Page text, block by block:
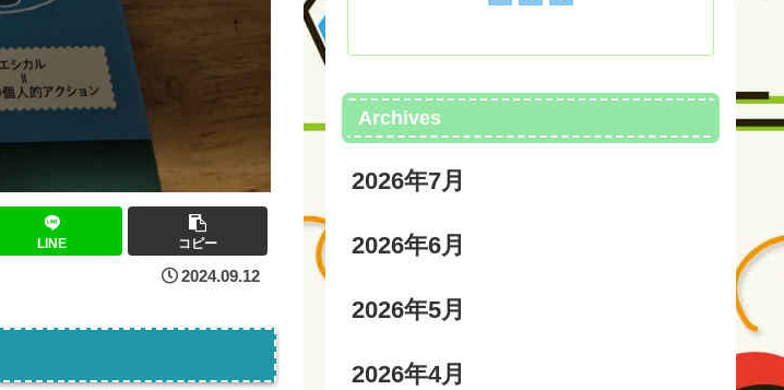
LINE コピー
2024.09.12
Archives
2026年7月
2026年6月
2026年5月
2026年4月